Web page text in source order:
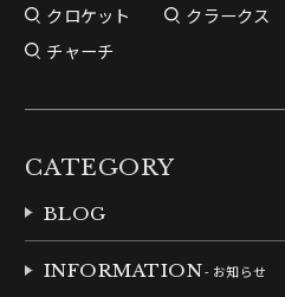
クロケット
クラークス
チャーチ
CATEGORY
BLOG
INFORMATION- お知らせ